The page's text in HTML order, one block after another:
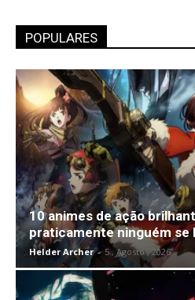
POPULARES
10 animes de ação
praticamente ninguém se
Helder Archer - 5 , Agosto , 2026